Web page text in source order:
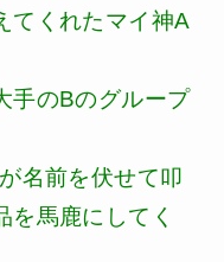
てくれたマイ神A
手のBのグループ
名前を伏せて叩
を馬鹿にしてく